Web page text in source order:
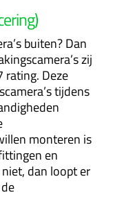
buiten? Dan
zij
rating. Deze
tijdens
monteren is
en
dan loopt er